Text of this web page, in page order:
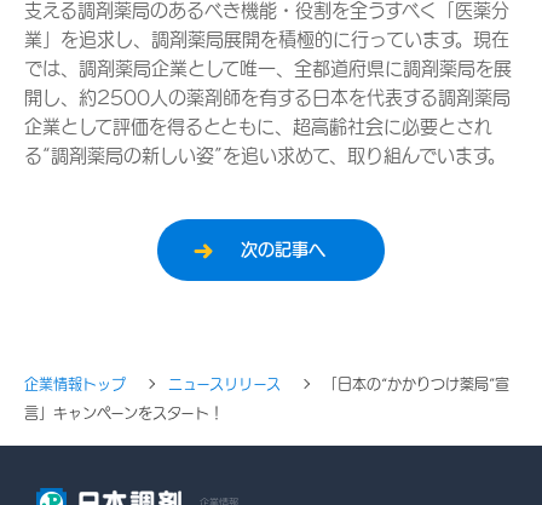
支える調剤薬局のあるべき機能・役割を全うすべく「医薬分
業」を追求し、調剤薬局展開を積極的に行っています。現在
では、調剤薬局企業として唯一、全都道府県に調剤薬局を展
開し、約2500人の薬剤師を有する日本を代表する調剤薬局
企業として評価を得るとともに、超高齢社会に必要とされ
る“調剤薬局の新しい姿”を追い求めて、取り組んでいます。
次の記事へ
企業情報トップ ニュースリリース
「日本の“かかりつけ薬局”宣
言」キャンペーンをスタート！
企業情報